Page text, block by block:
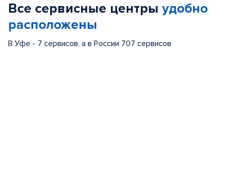
Все сервисные центры удобно
расположены
В Уфе - 7 сервисов, а в России 707 сервисов